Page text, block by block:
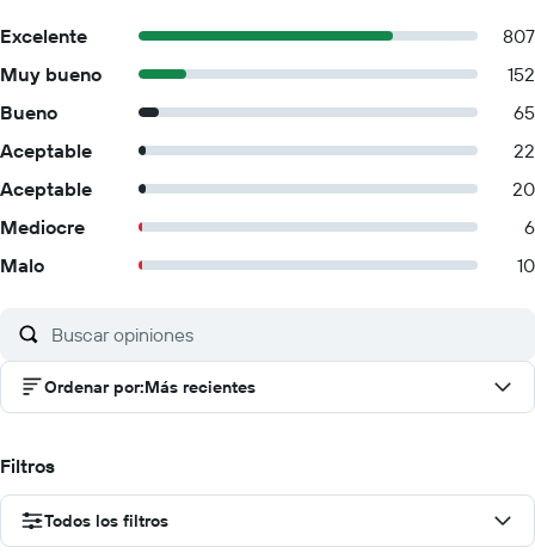
Excelente
807
Muy bueno
152
Bueno
65
Aceptable
22
Aceptable
20
Mediocre
6
Malo
10
Ordenar por:Más recientes
Filtros
Todos los filtros